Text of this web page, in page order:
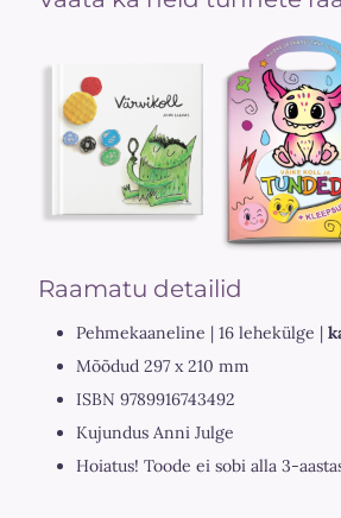
Raamatu detailid
Pehmekaaneline | 16 lehekülge |
Mõõdud 297 x 210 mm
ISBN 9789916743492
Kujundus Anni Julge
Hoiatus! Toode ei sobi alla 3-